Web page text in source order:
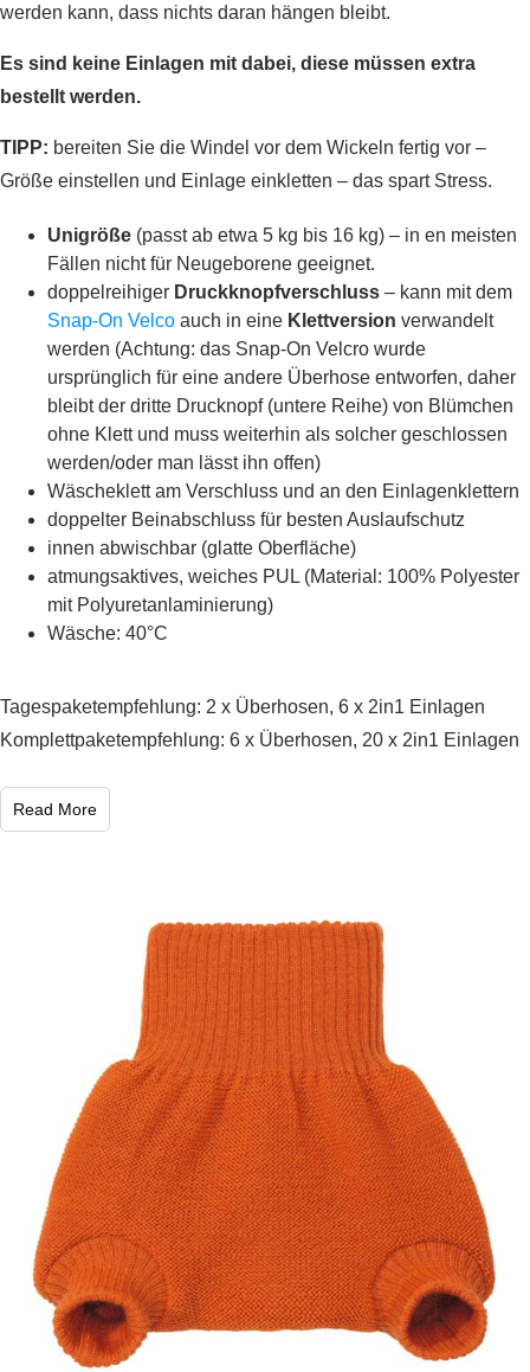
werden kann, dass nichts daran hängen bleibt.
Es sind keine Einlagen mit dabei, diese müssen extra
bestellt werden.
TIPP: bereiten Sie die Windel vor dem Wickeln fertig vor –
Größe einstellen und Einlage einkletten – das spart Stress.
Unigröße (passt ab etwa 5 kg bis 16 kg) – in en meisten
Fällen nicht für Neugeborene geeignet.
doppelreihiger Druckknopfverschluss – kann mit dem
Snap-On Velco auch in eine Klettversion verwandelt
werden (Achtung: das Snap-On Velcro wurde
ursprünglich für eine andere Überhose entworfen, daher
bleibt der dritte Drucknopf (untere Reihe) von Blümchen
ohne Klett und muss weiterhin als solcher geschlossen
werden/oder man lässt ihn offen)
Wäscheklett am Verschluss und an den Einlagenklettern
doppelter Beinabschluss für besten Auslaufschutz
innen abwischbar (glatte Oberfläche)
atmungsaktives, weiches PUL (Material: 100% Polyester
mit Polyuretanlaminierung)
Wäsche: 40°C
Tagespaketempfehlung: 2 x Überhosen, 6 x 2in1 Einlagen
Komplettpaketempfehlung: 6 x Überhosen, 20 x 2in1 Einlagen
Read More